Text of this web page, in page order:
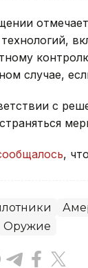
случае,
с
,
Оружие